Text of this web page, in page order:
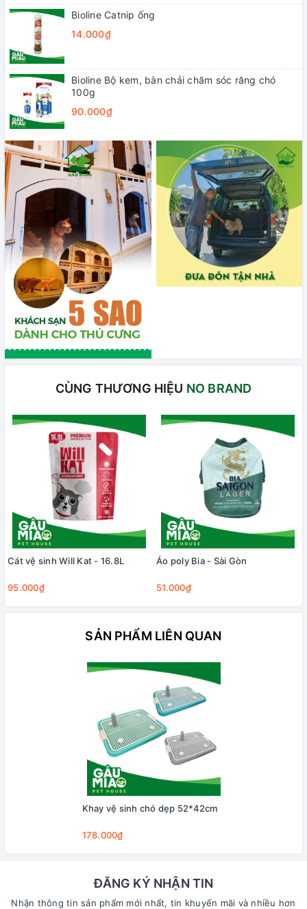
Bioline Catnip ống
14.000₫
Bioline Bộ kem, bàn chải chăm sóc răng chó
100g
90.000₫
CÙNG THƯƠNG HIỆU NO BRAND
Cát vệ sinh Will Kat - 16.8L
95.000₫
Áo poly Bia - Sài Gòn
51.000₫
SẢN PHẨM LIÊN QUAN
Khay vệ sinh chó dẹp 52*42cm
178.000₫
ĐĂNG KÝ NHẬN TIN
Nhận thông tin sản phẩm mới nhất, tin khuyến mãi và nhiều hơn